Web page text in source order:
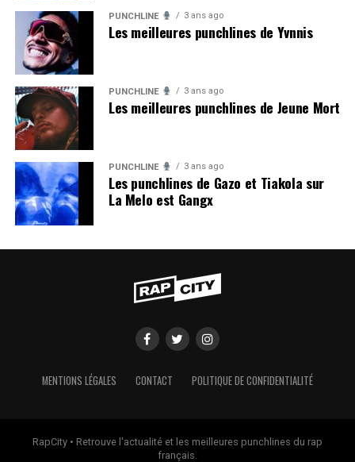
PUNCHLINE 3 ans ago
Les meilleures punchlines de Yvnnis
PUNCHLINE 3 ans ago
Les meilleures punchlines de Jeune Mort
PUNCHLINE 3 ans ago
Les punchlines de Gazo et Tiakola sur
La Melo est Gangx
MENTIONS LÉGALES CONTACT POLITIQUE DE CONFIDENTIALITÉ
RapCity • Retrouve l'actualité et les meilleures punchlines du rap
français.